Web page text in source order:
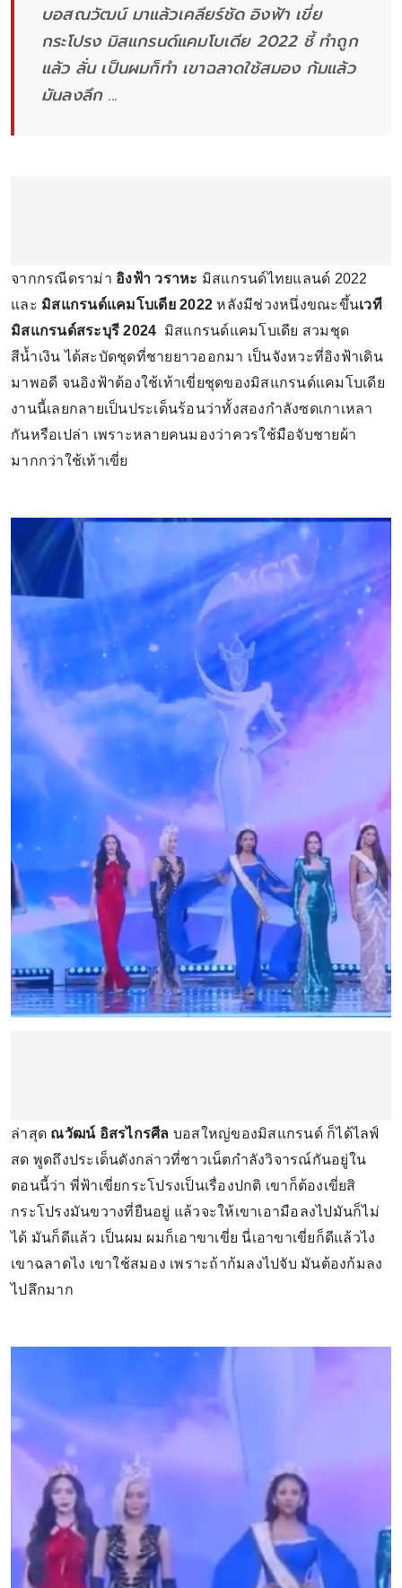
บอสณวัฒน์ มาแล้วเคลียร์ชัด อิงฟ้า เขี่ย
กระโปรง มิสแกรนด์แคมโบเดีย 2022 ชี้ ทำถูก
แล้ว ลั่น เป็นผมก็ทำ เขาฉลาดใช้สมอง ก้มแล้ว
มันลงลึก ...
จากกรณีดราม่า อิงฟ้า วราหะ มิสแกรนด์ไทยแลนด์ 2022
และ มิสแกรนด์แคมโบเดีย 2022 หลังมีช่วงหนึ่งขณะขึ้นเวที
มิสแกรนด์สระบุรี 2024 มิสแกรนด์แคมโบเดีย สวมชุด
สีน้ำเงิน ได้สะบัดชุดที่ชายยาวออกมา เป็นจังหวะที่อิงฟ้าเดิน
มาพอดี จนอิงฟ้าต้องใช้เท้าเขี่ยชุดของมิสแกรนด์แคมโบเดีย
งานนี้เลยกลายเป็นประเด็นร้อนว่าทั้งสองกำลังซดเกาเหลา
กันหรือเปล่า เพราะหลายคนมองว่าควรใช้มือจับชายผ้า
มากกว่าใช้เท้าเขี่ย
ล่าสุด ณวัฒน์ อิสรไกรศีล บอสใหญ่ของมิสแกรนด์ ก็ได้ไลฟ์
สด พูดถึงประเด็นดังกล่าวที่ชาวเน็ตกำลังวิจารณ์กันอยู่ใน
ตอนนี้ว่า พี่ฟ้าเขี่ยกระโปรงเป็นเรื่องปกติ เขาก็ต้องเขี่ยสิ
กระโปรงมันขวางที่ยืนอยู่ แล้วจะให้เขาเอามือลงไปมันก็ไม่
ได้ มันก็ดีแล้ว เป็นผม ผมก็เอาขาเขี่ย นี่เอาขาเขี่ยก็ดีแล้วไง
เขาฉลาดไง เขาใช้สมอง เพราะถ้าก้มลงไปจับ มันต้องก้มลง
ไปลึกมาก